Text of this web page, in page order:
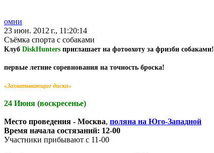
омни
23 июн. 2012 г., 11:20:14
Съёмка спорта с собаками
Клуб DiskHunters приглашает на фотоохоту за фризби собаками!
первые летние соревнования на точность броска!
«Захватывающие диски»
24 Июня (воскресенье)
Место проведения - Москва, поляна на Юго-Западной
Время начала состязаний: 12-00
Участники прибывают с 11-00